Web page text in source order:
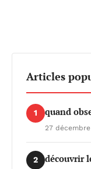
Articles
1 quand
27
2 découvrir